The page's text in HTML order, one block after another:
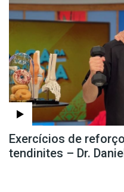
Exercícios de
tendinites – Dr.